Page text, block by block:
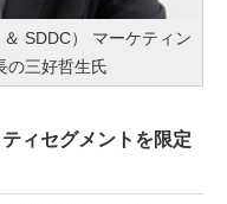
SDDC） マーケティン
の三好哲生氏
ィセグメントを限定